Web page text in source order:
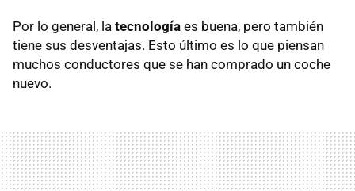
Por lo general, la tecnología es buena, pero también
tiene sus desventajas. Esto último es lo que piensan
muchos conductores que se han comprado un coche
nuevo.